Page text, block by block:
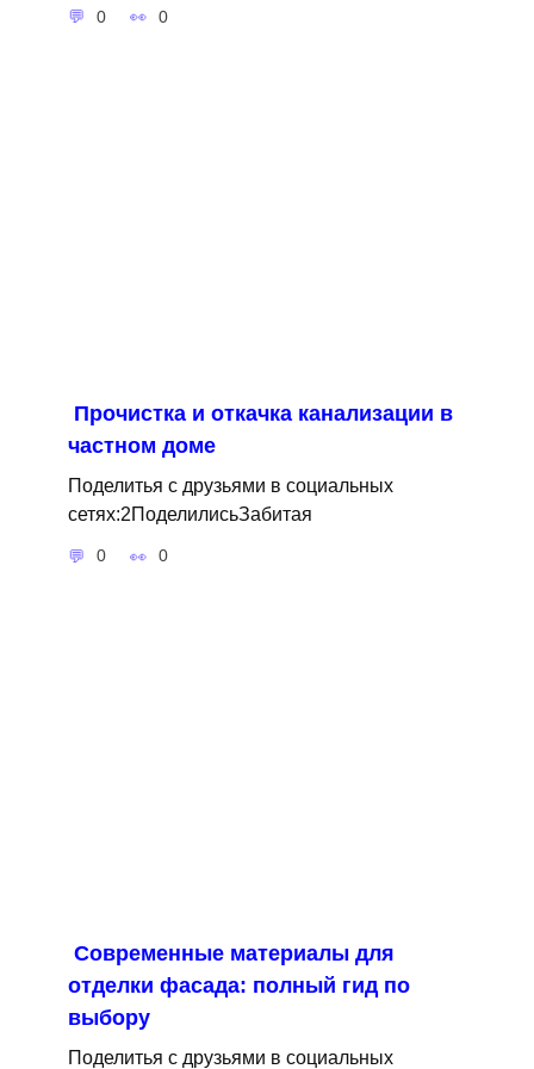
0 0
Прочистка и откачка канализации в
частном доме
Поделитья с друзьями в социальных
сетях:2ПоделилисьЗабитая
0 0
Современные материалы для
отделки фасада: полный гид по
выбору
Поделитья с друзьями в социальных